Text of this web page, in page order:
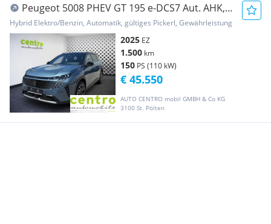
Peugeot 5008 PHEV GT 195 e-DCS7 Aut. AHK,
Alcantara, Sc...
Hybrid Elektro/Benzin, Automatik, gültiges Pickerl, Gewährleistung
2025 EZ
1.500 km
150 PS (110 kW)
AUTO CENTRO mobil GMBH & Co KG
3100 St. Pölten
€ 45.550